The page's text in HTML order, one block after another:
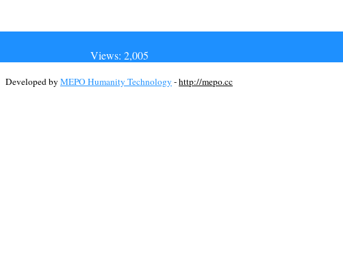
Views: 2,005
Developed by MEPO Humanity Technology -http://mepo.cc